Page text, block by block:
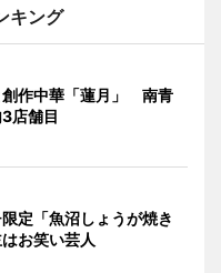
キング
創作中華「蓮月」 南青
店舗目
定「魚沼しょうが焼き
お笑い芸人